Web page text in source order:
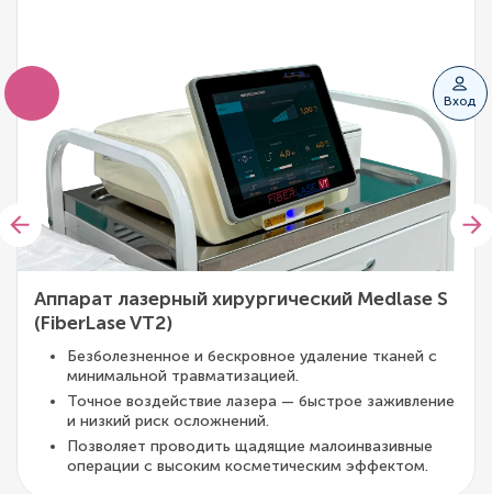
Вход
Аппарат лазерный хирургический Medlase S
(FiberLase VT2)
Безболезненное и бескровное удаление тканей с
минимальной травматизацией.
Точное воздействие лазера — быстрое заживление
и низкий риск осложнений.
Позволяет проводить щадящие малоинвазивные
операции с высоким косметическим эффектом.